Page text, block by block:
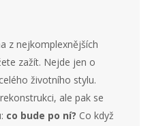
z nejkomplexnějších
zažít. Nejde jen o
životního stylu.
ale pak se
co bude po ní? Co když